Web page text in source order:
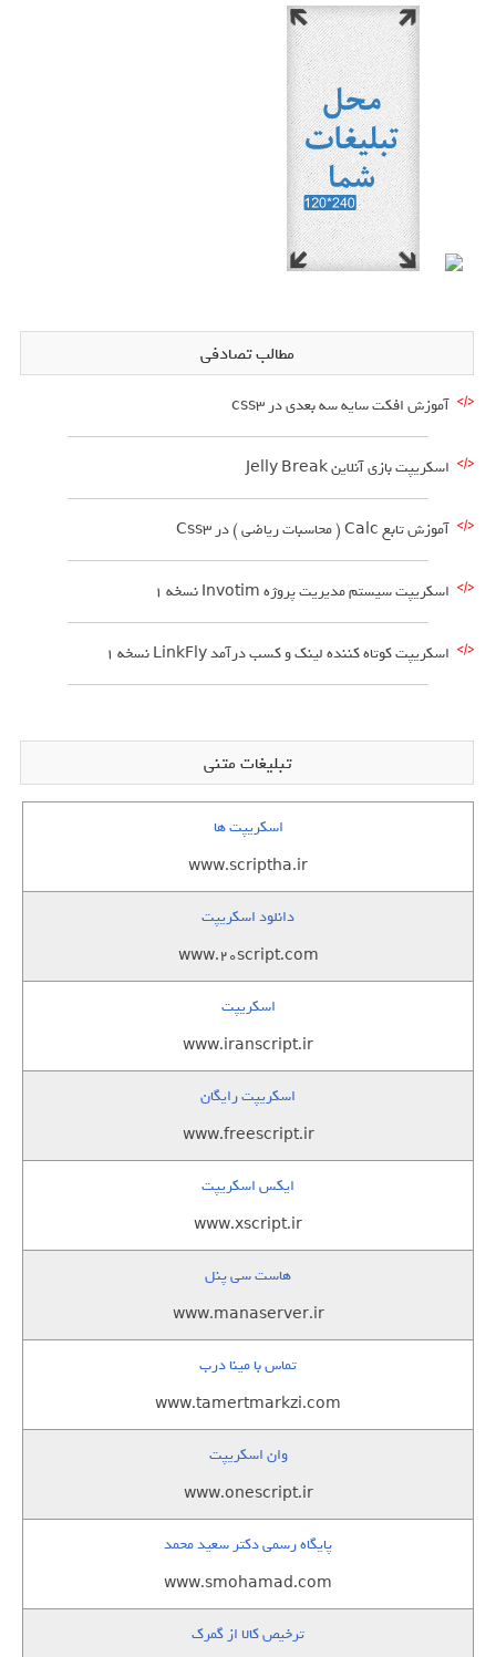
مطالب تصادفی
آموزش افکت سایه سه بعدی در css3
اسکریپت بازی آنلاین Jelly Break
آموزش تابع Calc ( محاسبات ریاضی ) در Css3
اسکریپت سیستم مدیریت پروژه Invotim نسخه 1
اسکریپت کوتاه کننده لینک و کسب درآمد LinkFly نسخه 1
تبلیغات متنی
اسکریپت ها
www.scriptha.ir
دانلود اسکریپت
www.20script.com
اسکریپت
www.iranscript.ir
اسکریپت رایگان
www.freescript.ir
ایکس اسکریپت
www.xscript.ir
هاست سی پنل
www.manaserver.ir
تماس با مینا درب
www.tamertmarkzi.com
وان اسکریپت
www.onescript.ir
پایگاه رسمی دکتر سعید محمد
www.smohamad.com
ترخیص کالا از گمرک